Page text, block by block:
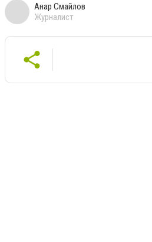
Анар Смайлов
Журналист